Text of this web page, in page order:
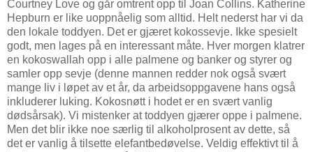
Courtney Love og går omtrent opp til Joan Collins. Katherine
Hepburn er like uoppnåelig som alltid. Helt nederst har vi da
den lokale toddyen. Det er gjæret kokossevje. Ikke spesielt
godt, men lages på en interessant måte. Hver morgen klatrer
en kokoswallah opp i alle palmene og banker og styrer og
samler opp sevje (denne mannen redder nok også svært
mange liv i løpet av et år, da arbeidsoppgavene hans også
inkluderer luking. Kokosnøtt i hodet er en svært vanlig
dødsårsak). Vi mistenker at toddyen gjærer oppe i palmene.
Men det blir ikke noe særlig til alkoholprosent av dette, så
det er vanlig å tilsette elefantbedøvelse. Veldig effektivt til å